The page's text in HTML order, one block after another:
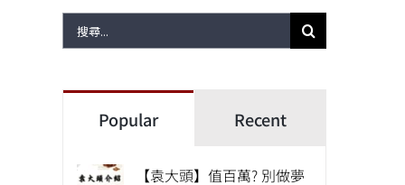
尋
果：
Popular Recent
【袁大頭】值百萬? 別做夢